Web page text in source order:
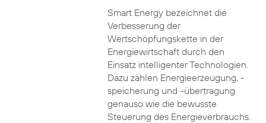
Smart Energy bezeichnet die
Verbesserung der
Wertschöpfungskette in der
Energiewirtschaft durch den
Einsatz intelligenter Technologien.
Dazu zählen Energieerzeugung, -
speicherung und -übertragung
genauso wie die bewusste
Steuerung des Energieverbrauchs.